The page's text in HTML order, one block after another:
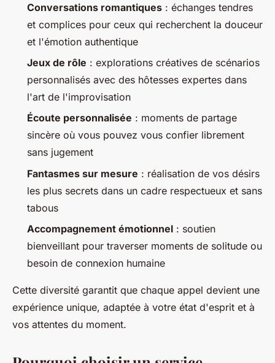
Conversations romantiques : échanges tendres
et complices pour ceux qui recherchent la douceur
et l'émotion authentique
Jeux de rôle : explorations créatives de scénarios
personnalisés avec des hôtesses expertes dans
l'art de l'improvisation
Écoute personnalisée : moments de partage
sincère où vous pouvez vous confier librement
sans jugement
Fantasmes sur mesure : réalisation de vos désirs
les plus secrets dans un cadre respectueux et sans
tabous
Accompagnement émotionnel : soutien
bienveillant pour traverser moments de solitude ou
besoin de connexion humaine
Cette diversité garantit que chaque appel devient une
expérience unique, adaptée à votre état d'esprit et à
vos attentes du moment.